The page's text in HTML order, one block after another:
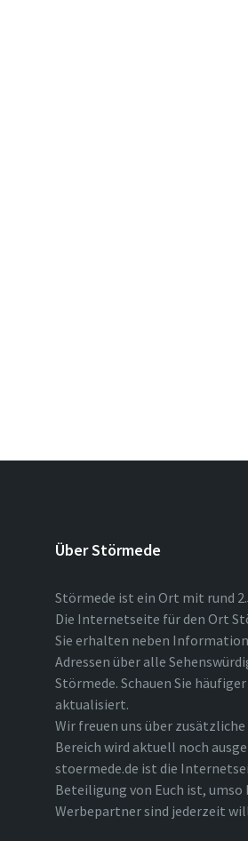
Über Störmede
Störmede ist ein Ort mit rund
Die Internetseite für den Ort
Sie erhalten neben
Adressen über alle
Störmede. Schauen Sie
aktualisiert.
Wir freuen uns über
Bereich wird aktuell noch
stoermede.de ist die
Beteiligung von Euch ist, umso
Werbepartner sind jederzeit